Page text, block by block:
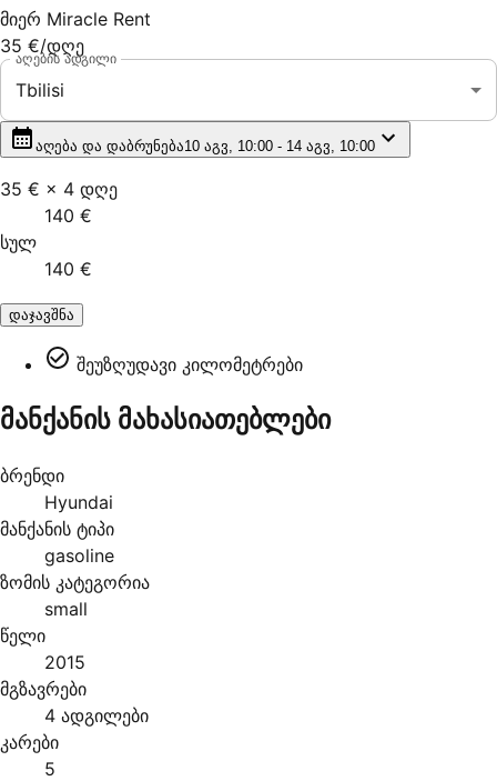
მიერ Miracle Rent
35 €/დღე
აღების ადგილი
Tbilisi
აღება და დაბრუნება10 აგვ, 10:00 - 14 აგვ, 10:00
35 € × 4 დღე
140 €
სულ
140 €
დაჯავშნა
შეუზღუდავი კილომეტრები
მანქანის მახასიათებლები
ბრენდი
Hyundai
მანქანის ტიპი
gasoline
ზომის კატეგორია
small
წელი
2015
მგზავრები
4 ადგილები
კარები
5